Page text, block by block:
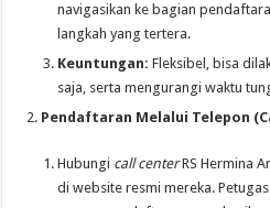
navigasikan ke bagian
langkah yang tertera.
Keuntungan: Fleksibel, bisa
saja, serta mengurangi waktu
Pendaftaran Melalui Telepon
Hubungi call centerRS Hermina
di website resmi mereka.